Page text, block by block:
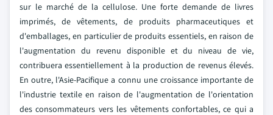
sur le marché de la cellulose. Une forte demande de livres
imprimés, de vêtements, de produits pharmaceutiques et
d'emballages, en particulier de produits essentiels, en raison de
l'augmentation du revenu disponible et du niveau de vie,
contribuera essentiellement à la production de revenus élevés.
En outre, l'Asie-Pacifique a connu une croissance importante de
l'industrie textile en raison de l'augmentation de l'orientation
des consommateurs vers les vêtements confortables, ce qui a